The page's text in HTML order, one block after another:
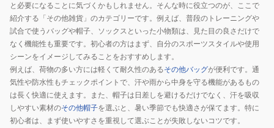
と必要になることに気づくかもしれません。そんな時に役立つのが、ここで
紹介する「その他雑貨」のカテゴリーです。例えば、普段のトレーニングや
試合で使うバッグや帽子、ソックスといった小物類は、見た目の良さだけで
なく機能性も重要です。初心者の方はまず、自分のスポーツスタイルや使用
シーンをイメージしてみることをおすすめします。
例えば、荷物の多い方には軽くて耐久性のあるその他バッグが便利です。通
気性や防水性もチェックポイントで、汗や雨から中身を守る機能があるもの
は長く快適に使えます。また、帽子は日差しを避けるだけでなく、汗を吸収
しやすい素材のその他帽子を選ぶと、暑い季節でも快適さが保てます。特に
初心者は、まず使いやすさを重視して選ぶことが失敗しないコツです。